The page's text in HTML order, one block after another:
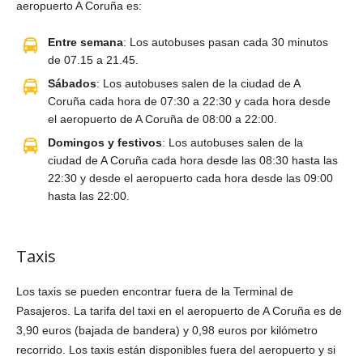
aeropuerto A Coruña es:
Entre semana: Los autobuses pasan cada 30 minutos
de 07.15 a 21.45.
Sábados: Los autobuses salen de la ciudad de A
Coruña cada hora de 07:30 a 22:30 y cada hora desde
el aeropuerto de A Coruña de 08:00 a 22:00.
Domingos y festivos: Los autobuses salen de la
ciudad de A Coruña cada hora desde las 08:30 hasta las
22:30 y desde el aeropuerto cada hora desde las 09:00
hasta las 22:00.
Taxis
Los taxis se pueden encontrar fuera de la Terminal de
Pasajeros. La tarifa del taxi en el aeropuerto de A Coruña es de
3,90 euros (bajada de bandera) y 0,98 euros por kilómetro
recorrido. Los taxis están disponibles fuera del aeropuerto y si